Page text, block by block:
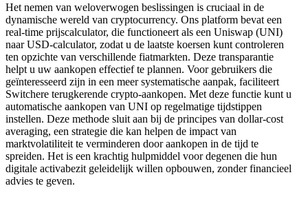
Het nemen van weloverwogen beslissingen is cruciaal in de
dynamische wereld van cryptocurrency. Ons platform bevat een
real-time prijscalculator, die functioneert als een Uniswap (UNI)
naar USD-calculator, zodat u de laatste koersen kunt controleren
ten opzichte van verschillende fiatmarkten. Deze transparantie
helpt u uw aankopen effectief te plannen. Voor gebruikers die
geïnteresseerd zijn in een meer systematische aanpak, faciliteert
Switchere terugkerende crypto-aankopen. Met deze functie kunt u
automatische aankopen van UNI op regelmatige tijdstippen
instellen. Deze methode sluit aan bij de principes van dollar-cost
averaging, een strategie die kan helpen de impact van
marktvolatiliteit te verminderen door aankopen in de tijd te
spreiden. Het is een krachtig hulpmiddel voor degenen die hun
digitale activabezit geleidelijk willen opbouwen, zonder financieel
advies te geven.